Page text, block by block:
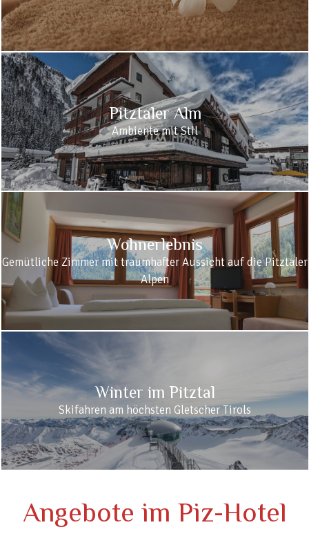
Pitztaler Alm
Ambiente mit Stil
Wohnerlebnis
Gemütliche Zimmer mit traumhafter Aussicht auf die Pitztaler
Alpen
Winter im Pitztal
Skifahren am höchsten Gletscher Tirols
Angebote im Piz-Hotel